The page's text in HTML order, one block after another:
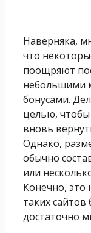
Наверняка,
что
поощряют
небольшими
бонусами.
целью, чтобы
вновь
Однако,
обычно
или
Конечно, это
таких сайтов
достаточно